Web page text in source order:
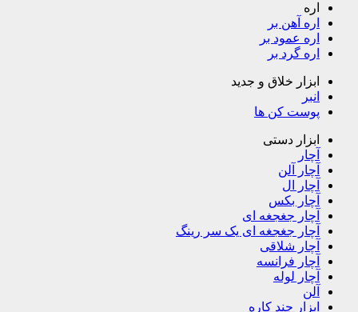
اره
اره آهن بر
اره عمود بر
اره گرد بر
ابزار خلاق و جدید
انبر
پوست کن ها
ابزار دستی
آچار
آچار آلن
آچار ال
آچار بکس
آچار جغجغه ای
آچار جغجغه ای یک سر رینگ
آچار شلاقی
آچار فرانسه
آچار لوله
آلن
ابزار چند کاره